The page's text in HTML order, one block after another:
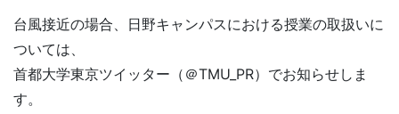
台風接近の場合、日野キャンパスにおける授業の取扱いに
ついては、
首都大学東京ツイッター（＠TMU_PR）でお知らせしま
す。